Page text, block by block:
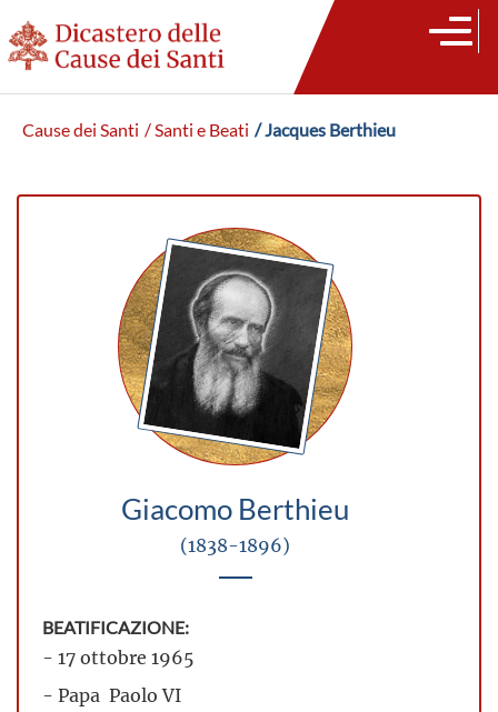
Cause dei Santi / Santi e Beati / Jacques Berthieu
Giacomo Berthieu
(1838-1896)
BEATIFICAZIONE:
- 17 ottobre 1965
- Papa Paolo VI